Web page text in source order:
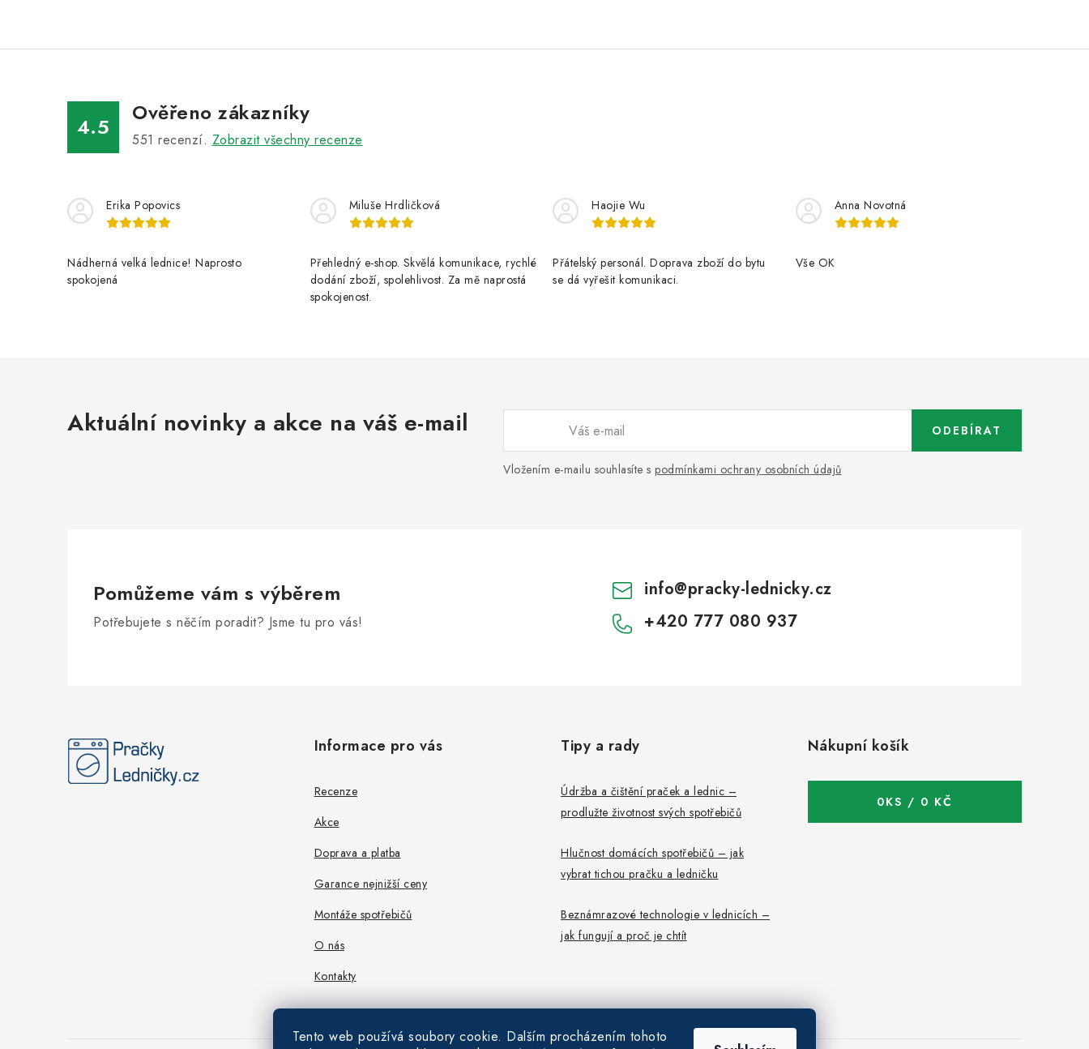
Tento web používá soubory cookie. Dalším procházením tohoto
4.5
Ověřeno zákazníky
551 recenzí. Zobrazit všechny recenze
Erika Popovics
Nádherná velká lednice! Naprosto
spokojená
Miluše Hrdličková
Přehledný e-shop. Skvělá komunikace, rychlé
dodání zboží, spolehlivost. Za mě naprostá
spokojenost.
Haojie Wu
Přátelský personál. Doprava zboží do bytu
se dá vyřešit komunikaci.
Anna Novotná
Vše OK
Aktuální novinky a akce na váš e-mail
Vložením e-mailu souhlasíte s podmínkami ochrany osobních údajů
ODEBÍRAT
Pomůžeme vám s výběrem
Potřebujete s něčím poradit? Jsme tu pro vás!
info@pracky-lednicky.cz
+420 777 080 937
Informace pro vás
Recenze
Akce
Doprava a platba
Garance nejnižší ceny
Montáže spotřebičů
O nás
Kontakty
Tipy a rady
Údržba a čištění praček a lednic –
prodlužte životnost svých spotřebičů
Hlučnost domácích spotřebičů – jak
vybrat tichou pračku a ledničku
Beznámrazové technologie v lednicích –
jak fungují a proč je chtít
Nákupní košík
0KS / 0 KČ